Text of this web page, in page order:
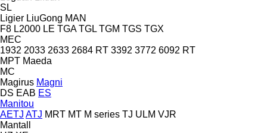
SL
Ligier LiuGong MAN
F8 L2000 LE TGA TGL TGM TGS TGX
MEC
1932 2033 2633 2684 RT 3392 3772 6092 RT
MPT Maeda
MC
Magirus Magni
DS EAB ES
Manitou
AETJ ATJ MRT MT M series TJ ULM VJR
Mantall